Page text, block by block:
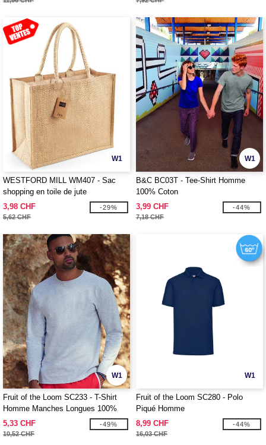
W1
WESTFORD MILL WM407 - Sac
shopping en toile de jute
3,98 CHF
5,62 CHF
-29%
W1
B&C BC03T - Tee-Shirt Homme
100% Coton
3,99 CHF
7,18 CHF
-44%
W1
Fruit of the Loom SC233 - T-Shirt
Homme Manches Longues 100%
coton
5,33 CHF
10,52 CHF
-49%
W1
Fruit of the Loom SC280 - Polo
Piqué Homme
8,99 CHF
16,03 CHF
-44%